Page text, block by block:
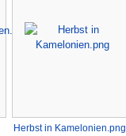
Herbst in Kamelonien.png